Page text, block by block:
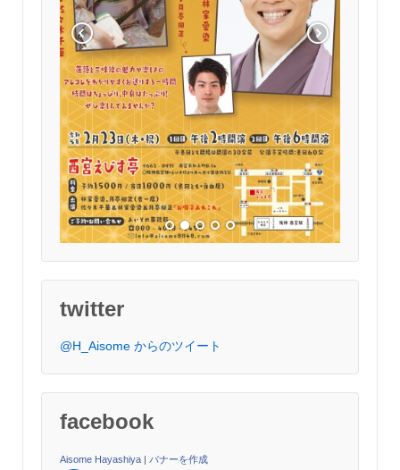
twitter
@H_Aisome からのツイート
facebook
Aisome Hayashiya バナーを作成